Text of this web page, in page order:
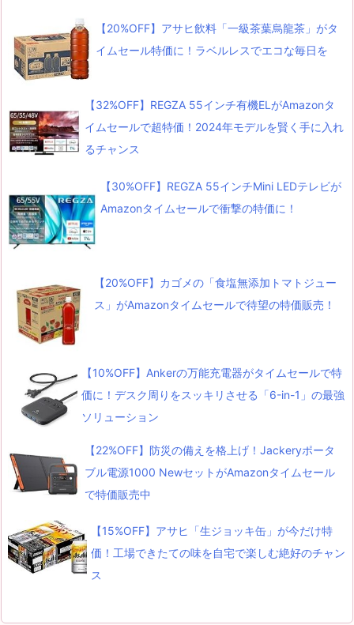
【20%OFF】アサヒ飲料「一級茶葉烏龍茶」がタ
イムセール特価に！ラベルレスでエコな毎日を
【32%OFF】REGZA 55インチ有機ELがAmazonタ
イムセールで超特価！2024年モデルを賢く手に入れ
るチャンス
【30%OFF】REGZA 55インチMini LEDテレビが
Amazonタイムセールで衝撃の特価に！
【20%OFF】カゴメの「食塩無添加トマトジュー
ス」がAmazonタイムセールで待望の特価販売！
【10%OFF】Ankerの万能充電器がタイムセールで特
価に！デスク周りをスッキリさせる「6-in-1」の最強
ソリューション
【22%OFF】防災の備えを格上げ！Jackeryポータ
ブル電源1000 NewセットがAmazonタイムセール
で特価販売中
【15%OFF】アサヒ「生ジョッキ缶」が今だけ特
価！工場できたての味を自宅で楽しむ絶好のチャン
ス